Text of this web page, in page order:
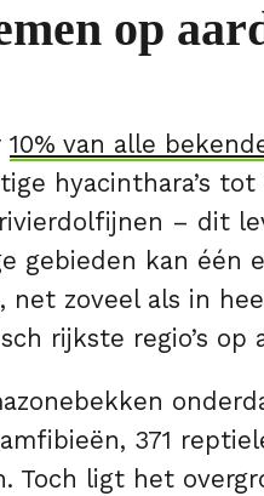
op
10% van alle
hyacinthara’s
– dit
gebieden kan één
zoveel als in
rijkste regio’s op
371
Toch ligt het